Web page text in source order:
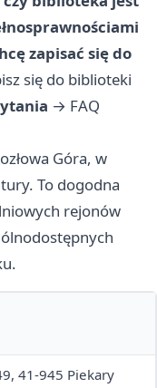
zapisać się do
się do biblioteki
→ FAQ
Góra, w
To dogodna
rejonów
41-945 Piekary